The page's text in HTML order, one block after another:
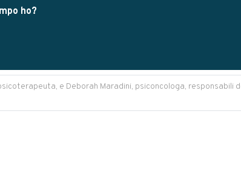
ho?
e Deborah Maradini, psiconcologa, responsabili